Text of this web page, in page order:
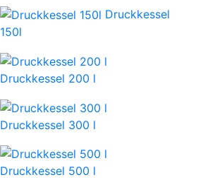
Druckkessel
150l
Druckkessel 200 l
Druckkessel 300 l
Druckkessel 500 l